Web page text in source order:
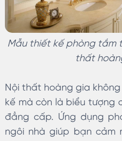
Mẫu thiết kế phòng tắm
thất
Nội thất hoàng gia
kế mà còn là biểu tượng
đẳng cấp. Ứng dụng
ngôi nhà giúp bạn cảm